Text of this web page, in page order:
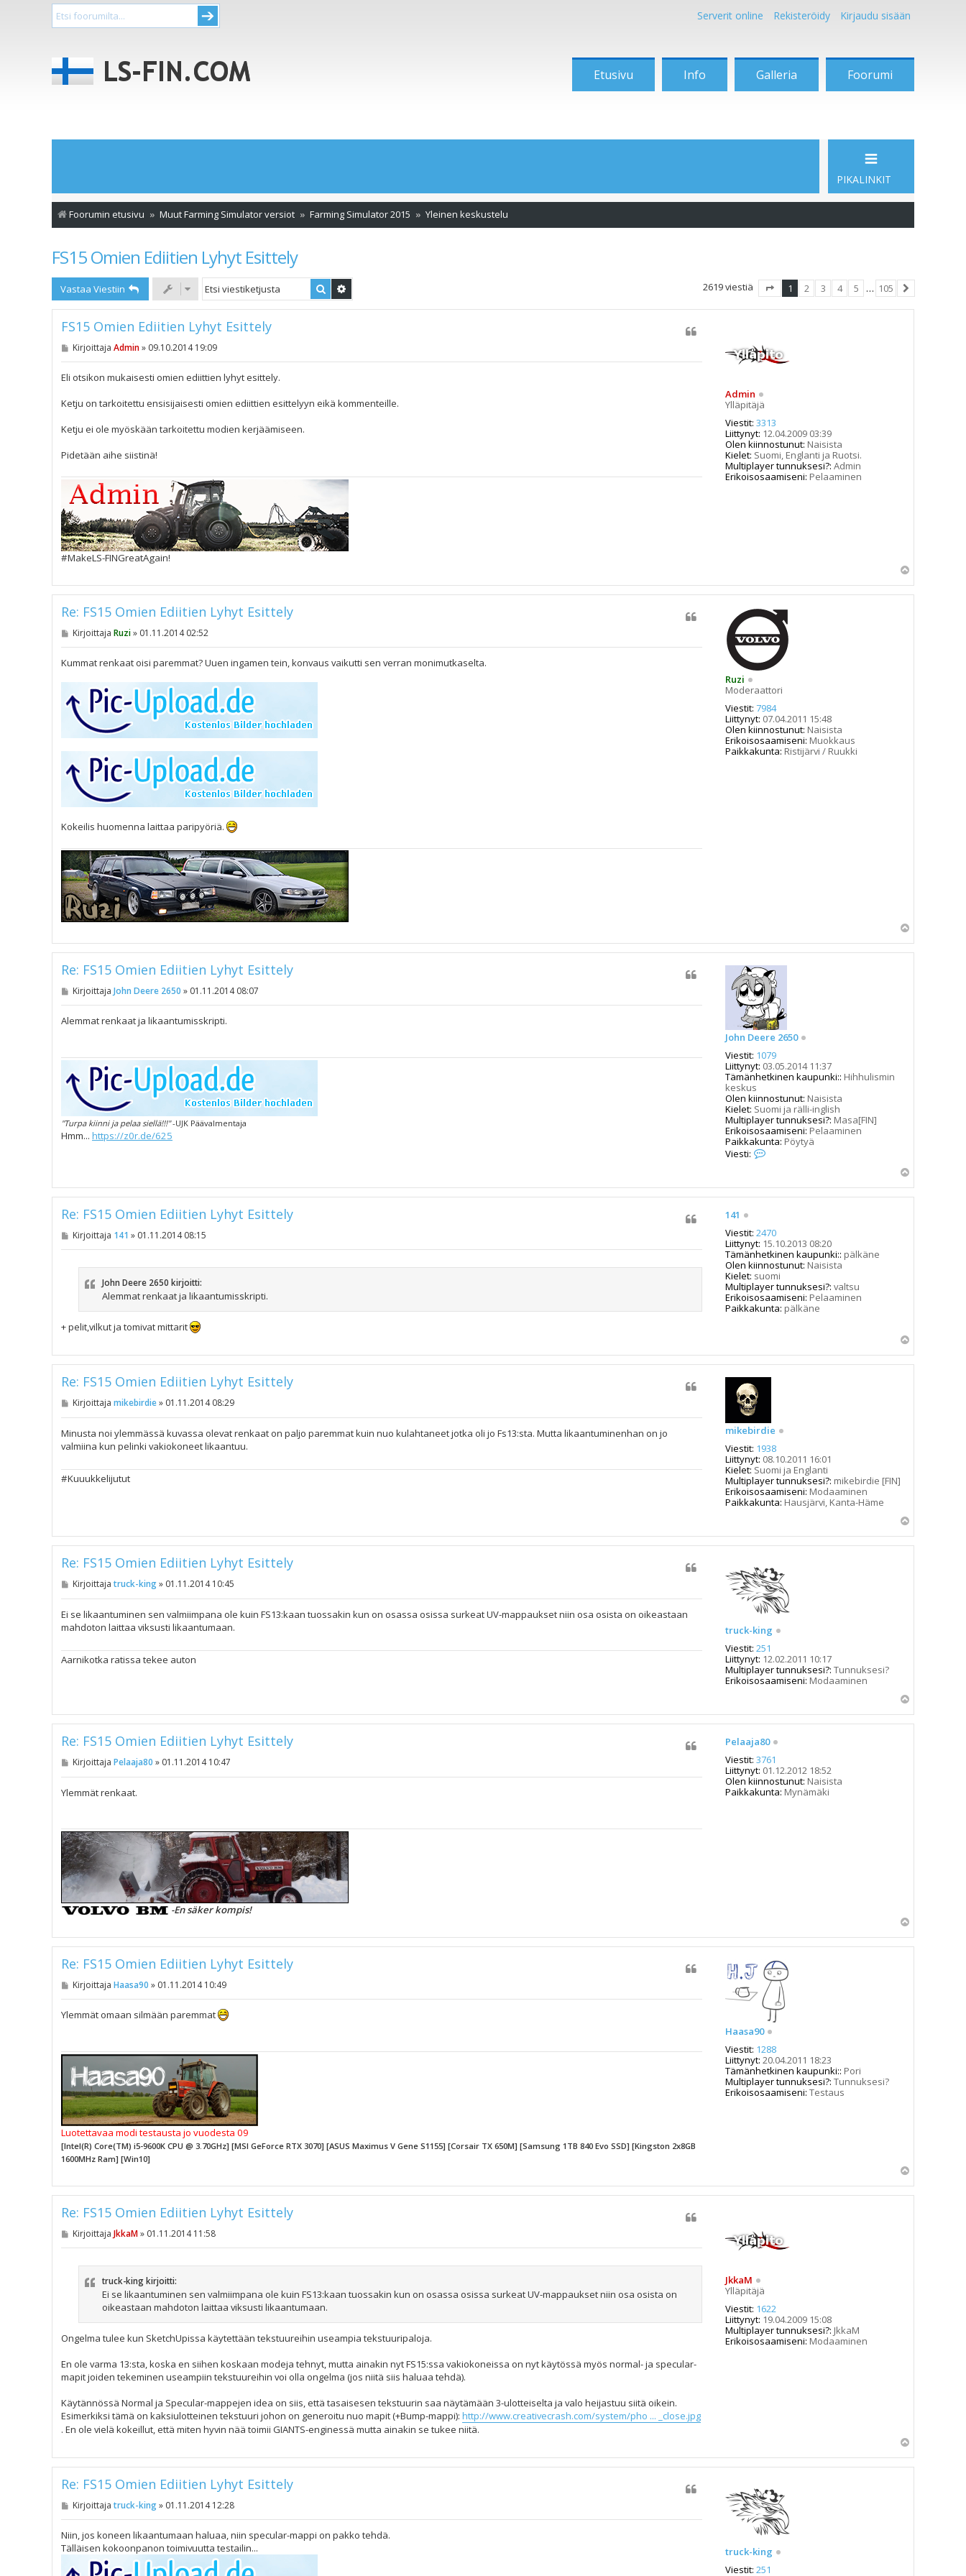
Serverit online Rekisteröidy Kirjaudu sisään
Etusivu Info Galleria Foorumi
PIKALINKIT
Foorumin etusivu Muut Farming Simulator versiot Farming Simulator 2015 Yleinen keskustelu
FS15 Omien Ediitien Lyhyt Esittely
Vastaa Viestiin Etsi
2619 viestiä
1 2 3 4 5 … 105
Admin
Ylläpitäjä
Viestit: 3313
Liittynyt: 12.04.2009 03:39
Olen kiinnostunut: Naisista
Kielet: Suomi, Englanti ja Ruotsi.
Multiplayer tunnuksesi?: Admin
Erikoisosaamiseni: Pelaaminen
FS15 Omien Ediitien Lyhyt Esittely
V
s
Kirjoittaja Admin» 09.10.2014 19:09
Eli otsikon mukaisesti omien ediittien lyhyt esittely.
Ketju on tarkoitettu ensisijaisesti omien ediittien esittelyyn eikä kommenteille.
Ketju ei ole myöskään tarkoitettu modien kerjäämiseen.
Pidetään aihe siistinä!
#MakeLS-FINGreatAgain!
ö
Ruzi
Moderaattori
Viestit: 7984
Liittynyt: 07.04.2011 15:48
Olen kiinnostunut: Naisista
Erikoisosaamiseni: Muokkaus
Paikkakunta: Ristijärvi / Ruukki
Re: FS15 Omien Ediitien Lyhyt Esittely
V
s
i
Kirjoittaja Ruzi» 01.11.2014 02:52
Kummat renkaat oisi paremmat? Uuen ingamen tein, konvaus vaikutti sen verran monimutkaselta.
Kokeilis huomenna laittaa paripyöriä.
ö
John Deere 2650
Viestit: 1079
Liittynyt: 03.05.2014 11:37
Tämänhetkinen kaupunki:: Hihhulismin
keskus
Olen kiinnostunut: Naisista
Kielet: Suomi ja rälli-inglish
Multiplayer tunnuksesi?: Masa[FIN]
Erikoisosaamiseni: Pelaaminen
Paikkakunta: Pöytyä
Viesti:
t
o
h
n
D
e
e
r
e
2
Re: FS15 Omien Ediitien Lyhyt Esittely
V
s
Kirjoittaja John Deere 2650 » 01.11.2014 08:07
Alemmat renkaat ja likaantumisskripti.
"Turpa kiinni ja pelaa siellä!!!"-UJK Päävalmentaja
Hmm... https://z0r.de/625
ö
141
Viestit: 2470
Liittynyt: 15.10.2013 08:20
Tämänhetkinen kaupunki:: pälkäne
Olen kiinnostunut: Naisista
Kielet: suomi
Multiplayer tunnuksesi?: valtsu
Erikoisosaamiseni: Pelaaminen
Paikkakunta: pälkäne
Re: FS15 Omien Ediitien Lyhyt Esittely
VKirjoittaja 141 » 01.11.2014 08:15
John Deere 2650 kirjoitti:
Alemmat renkaat ja likaantumisskripti.
+ pelit,vilkut ja tomivat mittarit
l
ö
mikebirdie
Viestit: 1938
Liittynyt: 08.10.2011 16:01
Kielet: Suomi ja Englanti
Multiplayer tunnuksesi?: mikebirdie [FIN]
Erikoisosaamiseni: Modaaminen
Paikkakunta: Hausjärvi, Kanta-Häme
Re: FS15 Omien Ediitien Lyhyt Esittely
V
e
s
t
i
Kirjoittaja mikebirdie» 01.11.2014 08:29
Minusta noi ylemmässä kuvassa olevat renkaat on paljo paremmat kuin nuo kulahtaneet jotka oli jo Fs13:sta. Mutta likaantuminenhan on jo
valmiina kun pelinki vakiokoneet likaantuu.
#Kuuukkelijutut
l
ö
truck-king
Viestit: 251
Liittynyt: 12.02.2011 10:17
Multiplayer tunnuksesi?: Tunnuksesi?
Erikoisosaamiseni: Modaaminen
Re: FS15 Omien Ediitien Lyhyt Esittely
V
e
s
t
i
Kirjoittaja truck-king» 01.11.2014 10:45
Ei se likaantuminen sen valmiimpana ole kuin FS13:kaan tuossakin kun on osassa osissa surkeat UV-mappaukset niin osa osista on oikeastaan
mahdoton laittaa viksusti likaantumaan.
Aarnikotka ratissa tekee auton
l
ö
Pelaaja80
Viestit: 3761
Liittynyt: 01.12.2012 18:52
Olen kiinnostunut: Naisista
Paikkakunta: Mynämäki
Re: FS15 Omien Ediitien Lyhyt Esittely
V
e
s
Kirjoittaja Pelaaja80 » 01.11.2014 10:47
Ylemmät renkaat.
-En säker kompis!
ö
Haasa90
Viestit: 1288
Liittynyt: 20.04.2011 18:23
Tämänhetkinen kaupunki:: Pori
Multiplayer tunnuksesi?: Tunnuksesi?
Erikoisosaamiseni: Testaus
Re: FS15 Omien Ediitien Lyhyt Esittely
V
s
Kirjoittaja Haasa90 » 01.11.2014 10:49
Ylemmät omaan silmään paremmat
Luotettavaa modi testausta jo vuodesta 09
[Intel(R) Core(TM) i5-9600K CPU @ 3.70GHz] [MSI GeForce RTX 3070] [ASUS Maximus V Gene S1155] [Corsair TX 650M] [Samsung 1TB 840 Evo SSD] [Kingston 2x8GB
1600MHz Ram] [Win10]
ö
JkkaM
Ylläpitäjä
Viestit: 1622
Liittynyt: 19.04.2009 15:08
Multiplayer tunnuksesi?: JkkaM
Erikoisosaamiseni: Modaaminen
Re: FS15 Omien Ediitien Lyhyt Esittely
VKirjoittaja JkkaM» 01.11.2014 11:58
truck-king kirjoitti:
Ei se likaantuminen sen valmiimpana ole kuin FS13:kaan tuossakin kun on osassa osissa surkeat UV-mappaukset niin osa osista on
oikeastaan mahdoton laittaa viksusti likaantumaan.
Ongelma tulee kun SketchUpissa käytettään tekstuureihin useampia tekstuuripaloja.
En ole varma 13:sta, koska en siihen koskaan modeja tehnyt, mutta ainakin nyt FS15:ssa vakiokoneissa on nyt käytössä myös normal- ja specular-
mapit joiden tekeminen useampiin tekstuureihin voi olla ongelma (jos niitä siis haluaa tehdä).
Käytännössä Normal ja Specular-mappejen idea on siis, että tasaisesen tekstuurin saa näytämään 3-ulotteiselta ja valo heijastuu siitä oikein.
Esimerkiksi tämä on kaksiulotteinen tekstuuri johon on generoitu nuo mapit (+Bump-mappi): http://www.creativecrash.com/system/pho ... _close.jpg
. En ole vielä kokeillut, että miten hyvin nää toimii GIANTS-enginessä mutta ainakin se tukee niitä.
ö
truck-king
Viestit: 251
Re: FS15 Omien Ediitien Lyhyt Esittely
V
s
t
i
Kirjoittaja truck-king» 01.11.2014 12:28
Niin, jos koneen likaantumaan haluaa, niin specular-mappi on pakko tehdä.
Tälläisen kokoonpanon toimivuutta testailin...